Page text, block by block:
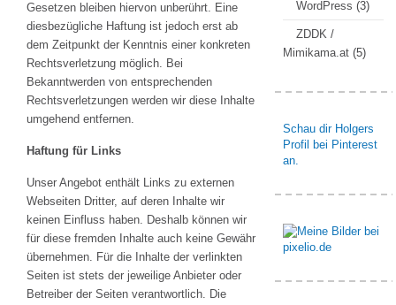
Gesetzen bleiben hiervon unberührt. Eine
diesbezügliche Haftung ist jedoch erst ab
dem Zeitpunkt der Kenntnis einer konkreten
Rechtsverletzung möglich. Bei
Bekanntwerden von entsprechenden
Rechtsverletzungen werden wir diese Inhalte
umgehend entfernen.
Haftung für Links
Unser Angebot enthält Links zu externen
Webseiten Dritter, auf deren Inhalte wir
keinen Einfluss haben. Deshalb können wir
für diese fremden Inhalte auch keine Gewähr
übernehmen. Für die Inhalte der verlinkten
Seiten ist stets der jeweilige Anbieter oder
Betreiber der Seiten verantwortlich. Die
WordPress (3)
ZDDK /
Mimikama.at (5)
Schau dir Holgers
Profil bei Pinterest
an.